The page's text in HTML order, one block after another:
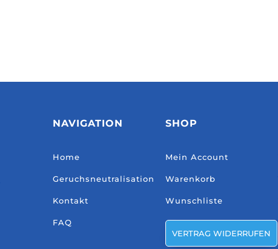
NAVIGATION
Home
Geruchsneutralisation
Kontakt
FAQ
SHOP
Mein Account
Warenkorb
Wunschliste
VERTRAG WIDERRUFEN